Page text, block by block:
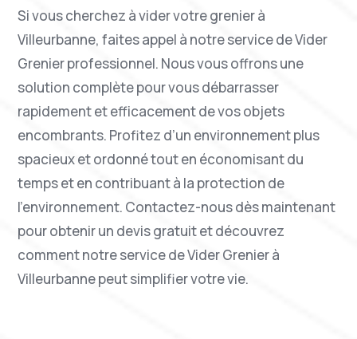
Si vous cherchez à vider votre grenier à
Villeurbanne, faites appel à notre service de Vider
Grenier professionnel. Nous vous offrons une
solution complète pour vous débarrasser
rapidement et efficacement de vos objets
encombrants. Profitez d’un environnement plus
spacieux et ordonné tout en économisant du
temps et en contribuant à la protection de
l’environnement. Contactez-nous dès maintenant
pour obtenir un devis gratuit et découvrez
comment notre service de Vider Grenier à
Villeurbanne peut simplifier votre vie.